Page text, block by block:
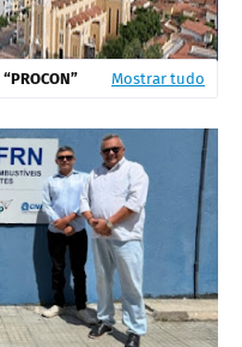
PROCON Mostrar tudo